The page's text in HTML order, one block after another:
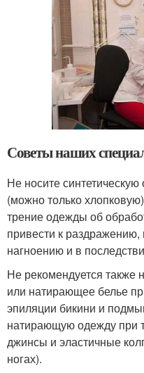
Советы наших
Не носите
(можно только
трение одежды об
привести к
нагноению и в
Не рекомендуется также
или натирающее белье
эпиляции бикини и
натирающую одежду при
джинсы и эластичные
ногах).